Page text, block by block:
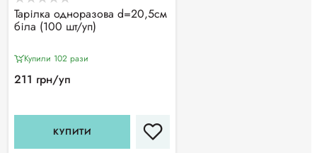
Тарілка одноразова d=20,5см
біла (100 шт/уп)
Купили 102 рази
211 грн/уп
КУПИТИ